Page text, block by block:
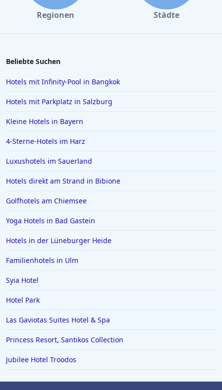
Familienhotels in Spanien
Familienhotels in Filzmoos
Familienhotels in Poreč
Familienhotels auf Formentera
Familienhotels in Zandvoort
Familienhotels in Ulm
Regionen Städte
Beliebte Suchen
Hotels mit Infinity-Pool in Bangkok
Hotels mit Parkplatz in Salzburg
Kleine Hotels in Bayern
4-Sterne-Hotels im Harz
Luxushotels im Sauerland
Hotels direkt am Strand in Bibione
Golfhotels am Chiemsee
Yoga Hotels in Bad Gastein
Hotels in der Lüneburger Heide
Familienhotels in Ulm
Syia Hotel
Hotel Park
Las Gaviotas Suites Hotel & Spa
Princess Resort, Santikos Collection
Jubilee Hotel Troodos